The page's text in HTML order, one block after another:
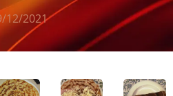
12/2021